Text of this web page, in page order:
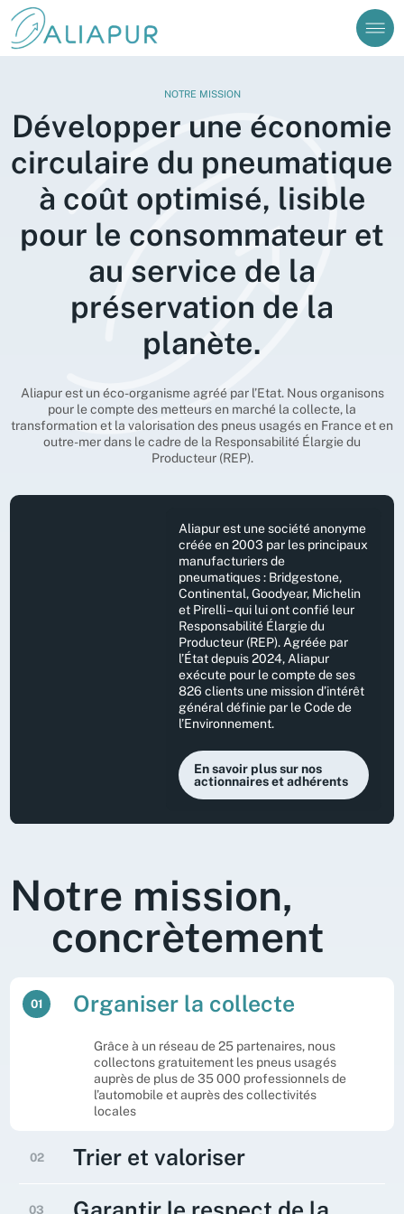
NOTRE MISSION
Développer une économie
circulaire du pneumatique
à coût optimisé, lisible
pour le consommateur et
au service de la
préservation de la
planète.
Aliapur est un éco-organisme agréé par l’Etat. Nous organisons
pour le compte des metteurs en marché la collecte, la
transformation et la valorisation des pneus usagés en France et en
outre-mer dans le cadre de la Responsabilité Élargie du
Producteur (REP).
Aliapur est une société anonyme
créée en 2003 par les principaux
manufacturiers de
pneumatiques : Bridgestone,
Continental, Goodyear, Michelin
et Pirelli – qui lui ont confié leur
Responsabilité Élargie du
Producteur (REP). Agréée par
l’État depuis 2024, Aliapur
exécute pour le compte de ses
826 clients une mission d’intérêt
général définie par le Code de
l’Environnement.
En savoir plus sur nos
actionnaires et adhérents
Notre mission,
concrètement
01 Organiser la collecte
Grâce à un réseau de 25 partenaires, nous
collectons gratuitement les pneus usagés
auprès de plus de 35 000 professionnels de
l’automobile et auprès des collectivités
locales
02 Trier et valoriser
Les pneus usagés sont ensuite triés pour
03
Créer un compte
Aliabase
Nom
Cependant, si vous avez une question relative à une
via le formulaire disponible dans notre Foire aux
Questions (FAQ).
Consulter la FAQ Continuer